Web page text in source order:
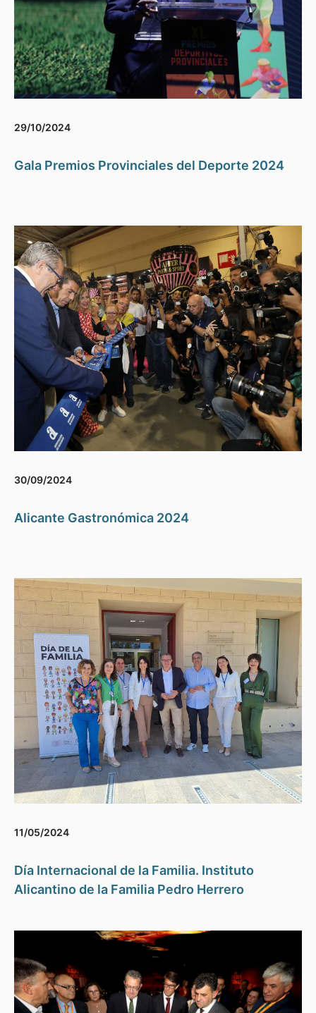
29/10/2024
Gala Premios Provinciales del Deporte 2024
30/09/2024
Alicante Gastronómica 2024
11/05/2024
Día Internacional de la Familia. Instituto
Alicantino de la Familia Pedro Herrero